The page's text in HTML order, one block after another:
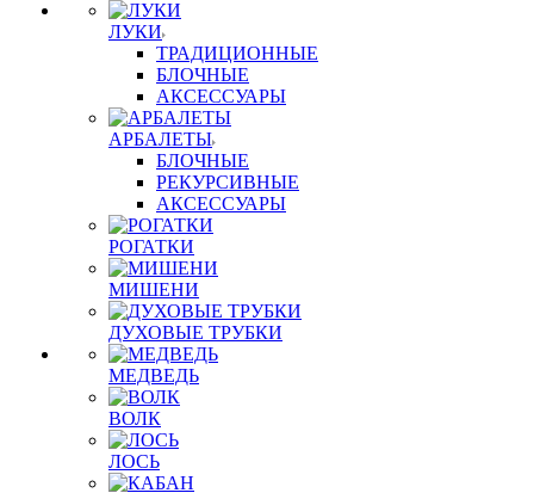
ЛУКИ
ТРАДИЦИОННЫЕ
БЛОЧНЫЕ
АКСЕССУАРЫ
АРБАЛЕТЫ
БЛОЧНЫЕ
РЕКУРСИВНЫЕ
АКСЕССУАРЫ
РОГАТКИ
МИШЕНИ
ДУХОВЫЕ ТРУБКИ
МЕДВЕДЬ
ВОЛК
ЛОСЬ